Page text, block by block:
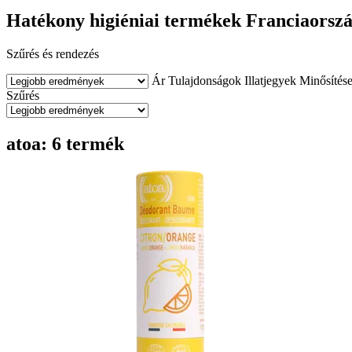
Hatékony higiéniai termékek
Szűrés és rendezés
Ár Tulajdonságok Illatjegyek
Szűrés
atoa: 6 termék